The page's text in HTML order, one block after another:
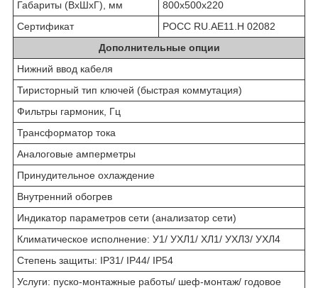
Габариты (ВхШхГ), мм
800х500х220
Сертификат
РОСС RU.AE11.H 02082
Дополнительные опции
Нижний ввод кабеля
Тиристорный тип ключей (быстрая коммутация)
Фильтры гармоник, Гц
Трансформатор тока
Аналоговые амперметры
Принудительное охлаждение
Внутренний обогрев
Индикатор параметров сети (анализатор сети)
Климатическое исполнение: У1/ УХЛ1/ ХЛ1/ УХЛ3/ УХЛ4
Степень защиты: IP31/ IP44/ IP54
Услуги: пуско-монтажные работы/ шеф-монтаж/ годовое